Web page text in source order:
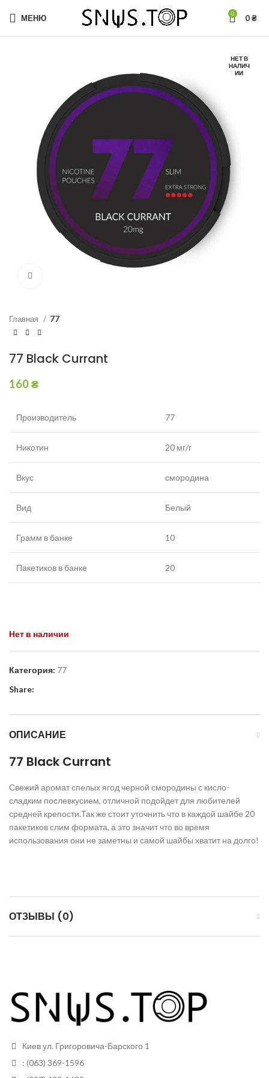
МЕНЮ 0 0₴
НЕТ В
НАЛИЧ
ИИ
Главная 77
77 Black Currant
160₴
Производитель 77
Никотин 20 мг/г
Вкус смородина
Вид Белый
Грамм в банке 10
Пакетиков в банке 20
Нет в наличии
Категория: 77
Share:
ОПИСАНИЕ
77 Black Currant
Свежий аромат спелых ягод черной смородины с кисло-
сладким послевкусием, отличной подойдет для любителей
средней крепости.Так же стоит уточнить что в каждой шайбе 20
пакетиков слим формата, а это значит что во время
использования они не заметны и самой шайбы хватит на долго!
ОТЗЫВЫ (0)
Киев ул. Григоровича-Барского 1
: (063) 369-1596